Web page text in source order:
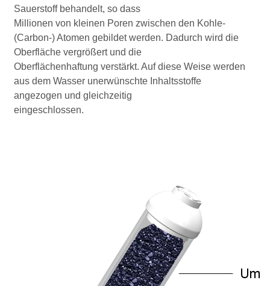
Sauerstoff behandelt, so dass
Millionen von kleinen Poren zwischen den Kohle-
(Carbon-) Atomen gebildet werden. Dadurch wird die
Oberfläche vergrößert und die
Oberflächenhaftung verstärkt. Auf diese Weise werden
aus dem Wasser unerwünschte Inhaltsstoffe
angezogen und gleichzeitig
eingeschlossen.